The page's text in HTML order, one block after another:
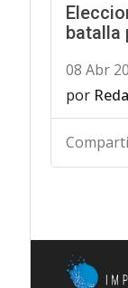
batalla
08 Abr
por